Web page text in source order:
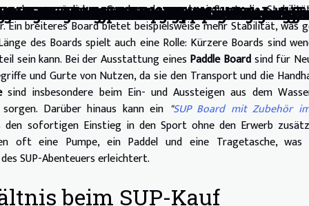
persönlichen Geschmacks; es beeinflusst die
Ein breiteres Board bietet beispielsweise mehr Stabilität, was
des Boards spielt auch eine Rolle: Kürzere Boards sind
sein kann. Bei der Ausstattung eines Paddle Boardsind für
und Gurte von Nutzen, da sie den Transport und die
sind insbesondere beim Ein- und Aussteigen aus dem
Darüber hinaus kann ein "SUP Board mit Zubehör
sofortigen Einstieg in den Sport ohne den Erwerb
oft eine Pumpe, ein Paddel und eine Tragetasche, was
SUP-Abenteuers erleichtert.
beim SUP-Kauf
für verschiedene
auf Spielerpräferenzen
Fliesentrends 2026 verwandeln
die Gartengestaltung?
können
durch Mode
und was zu beachten ist
für unterschiedlich große Katzen?
die Raumästhetik?
ästhetisch in Wohnräume?
gewinnen kann: Tipps und
für Ihre Bedürfnisse?
Küsten Urlaub macht
frühzeitige Kleiderauswahl
stilvoll nutztund nachhaltige Trends
sind die Vorteile?
virtueller Währung in Spielen
Sie wissen?mit dem besten Angebot
Sie über die Immobilienbewertung
Ausflüge